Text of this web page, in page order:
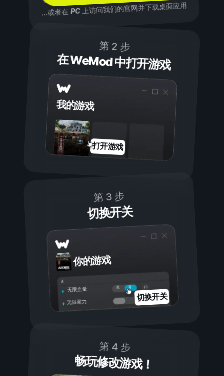
...或者在PC上访问我们的官网并下载桌面应用
第 2 步
在 WeMod 中打开游戏
我的游戏
打开游戏
第 3 步
切换开关
你的游戏
开
关
无限血量
无限耐力
切换开关
第 4 步
畅玩修改游戏！